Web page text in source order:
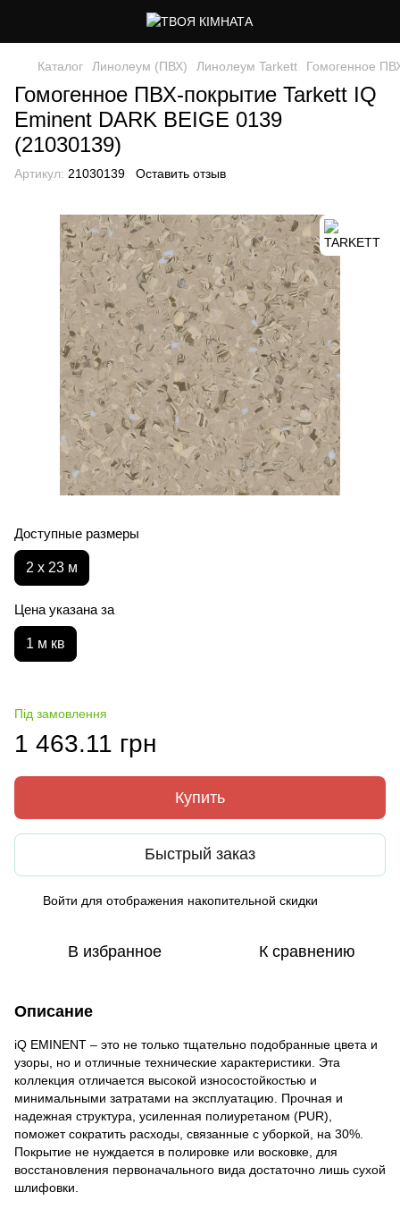
Каталог Линолеум (ПВХ) Линолеум Tarkett Гомогенное
Гомогенное ПВХ-покрытие Tarkett IQ
Eminent DARK BEIGE 0139
(21030139)
Артикул: 21030139 Оставить отзыв
Доступные размеры
2 х 23 м
Цена указана за
1 м кв
Під замовлення
1 463.11 грн
Купить
Быстрый заказ
Войти для отображения накопительной скидки
В избранное К сравнению
Описание
iQ EMINENT – это не только тщательно подобранные цвета и
узоры, но и отличные технические характеристики. Эта
коллекция отличается высокой износостойкостью и
минимальными затратами на эксплуатацию. Прочная и
надежная структура, усиленная полиуретаном (PUR),
поможет сократить расходы, связанные с уборкой, на 30%.
Покрытие не нуждается в полировке или восковке, для
восстановления первоначального вида достаточно лишь сухой
шлифовки.